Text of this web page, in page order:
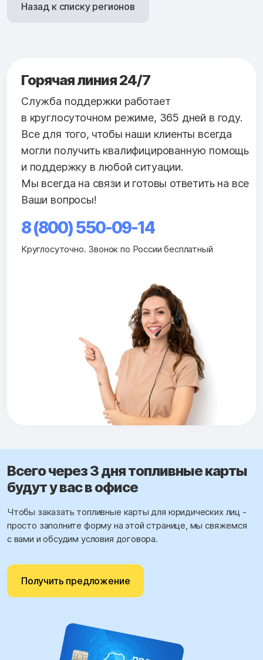
Назад к списку регионов
Горячая линия 24/7
Служба поддержки работает
в круглосуточном режиме, 365 дней в году.
Все для того, чтобы наши клиенты всегда
могли получить квалифицированную помощь
и поддержку в любой ситуации.
Мы всегда на связи и готовы ответить на все
Ваши вопросы!
8 (800) 550-09-14
Круглосуточно. Звонок по России бесплатный
Всего через 3 дня топливные карты
будут у вас в офисе
Чтобы заказать топливные карты для юридических лиц -
просто заполните форму на этой странице, мы свяжемся
с вами и обсудим условия договора.
Получить предложение